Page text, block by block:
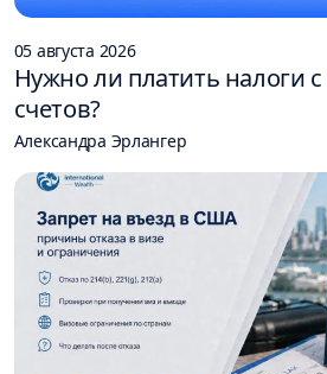
05 августа 2026
Нужно ли платить налоги
счетов?
Александра Эрлангер